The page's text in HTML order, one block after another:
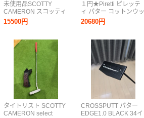
未使用品SCOTTY
CAMERON スコッティ
キャメロン パター
Lucky Clover SELECT
ークローバー33イン
チ ヘッドカバー付き
15500円
タイトリスト SCOTTY
CAMERON select
１円★Piretti ピレッテ
ィ パター コットンウッ
ド 2 ミッドナイトブラ
ック 375g/34インチ
Midnight Black★
20680円
CROSSPUTT パター
EDGE1.0 BLACK 34イ